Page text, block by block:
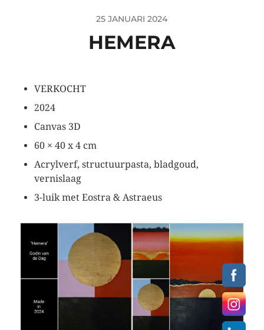
25 JANUARI 2024
HEMERA
VERKOCHT
2024
Canvas 3D
60 × 40 x 4 cm
Acrylverf, structuurpasta, bladgoud,
vernislaag
3-luik met Eostra & Astraeus